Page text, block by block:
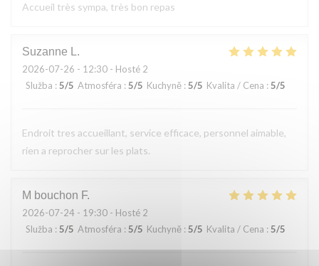
Accueil très sympa, très bon repas
Suzanne L
2026-07-26 - 12:30 - Hosté 2
Služba : 5/5 Atmosféra : 5/5 Kuchyně : 5/5 Kvalita / Cena : 5/5
Endroit tres accueillant, service efficace, personnel aimable,
rien a reprocher sur les plats.
M bouchon F
2026-07-24 - 19:30 - Hosté 2
Služba : 5/5 Atmosféra : 5/5 Kuchyně : 5/5 Kvalita / Cena : 5/5